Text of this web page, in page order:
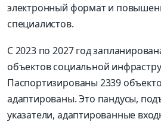
электронный формат и
специалистов.
С 2023 по 2027 год
объектов социальной
Паспортизированы 2339
адаптированы. Это пандусы,
указатели, адаптированные